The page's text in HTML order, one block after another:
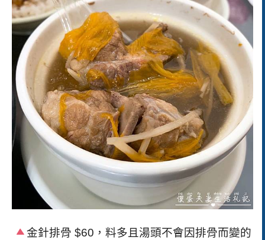
金針排骨 $60 ，料多且湯頭不會因排骨而變的